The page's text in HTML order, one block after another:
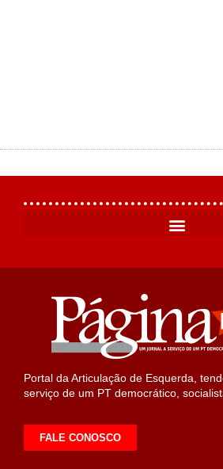
Portal da Articulação de Esquerda,
serviço de um PT democrático,
FALE CONOSCO